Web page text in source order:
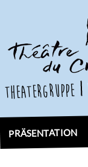
theatergruppe
PRÄSENTATION